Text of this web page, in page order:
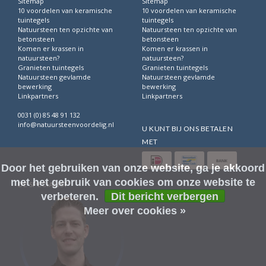
10 voordelen van keramische
tuintegels
Natuursteen ten opzichte van
betonsteen
Komen er krassen in
natuursteen?
Granieten tuintegels
Natuursteen gevlamde
bewerking
Linkpartners
0031 (0) 85 48 91 132
info@natuursteenvoordelig.nl
10 voordelen van keramische
tuintegels
Natuursteen ten opzichte van
betonsteen
Komen er krassen in
natuursteen?
Granieten tuintegels
Natuursteen gevlamde
bewerking
Linkpartners
U KUNT BIJ ONS BETALEN
MET
DE SPECIALIST
Door het gebruiken van onze website, ga je akkoord
met het gebruik van cookies om onze website te
verbeteren.
Dit bericht verbergen
Meer over cookies »